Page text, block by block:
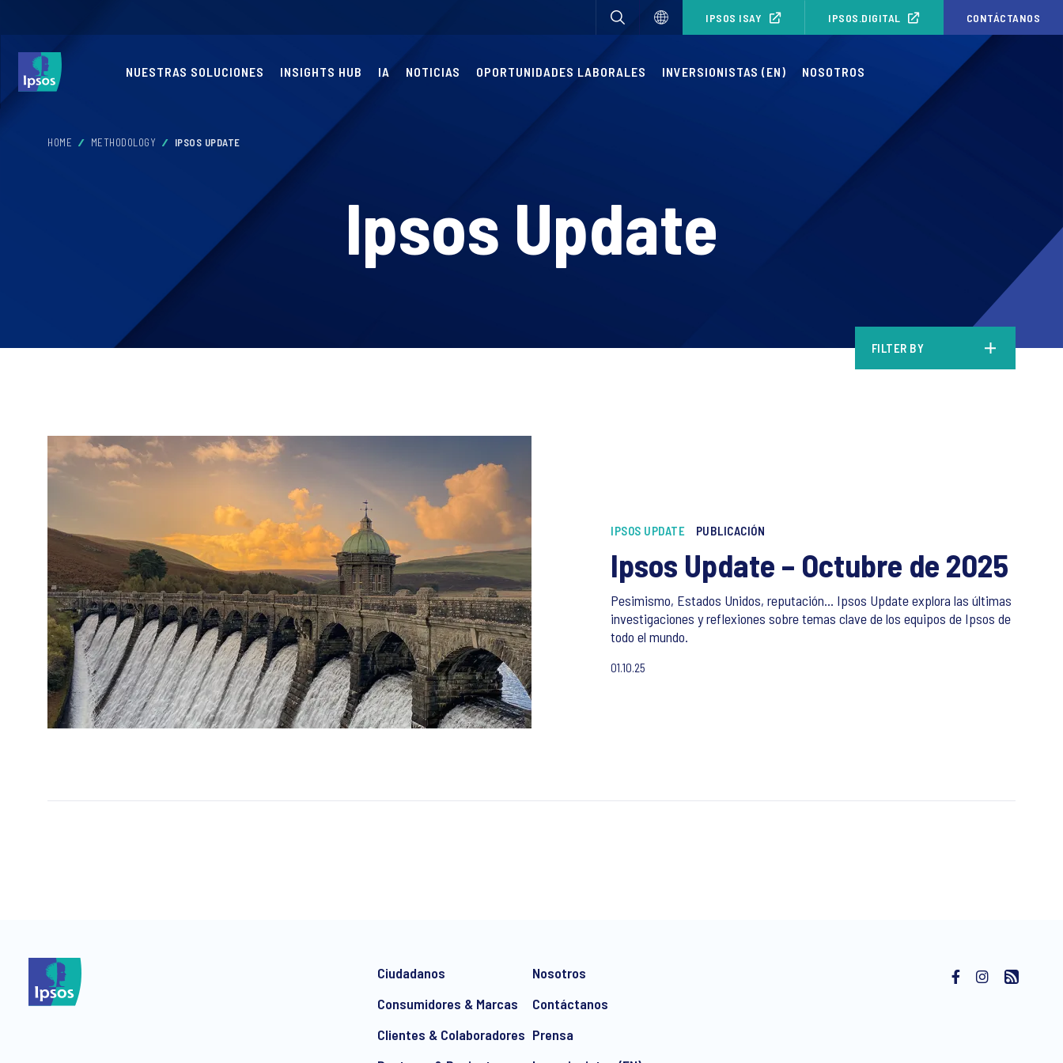
IPSOS ISAY IPSOS.DIGITAL CONTÁCTANOS
NUESTRAS SOLUCIONES INSIGHTS HUB IA NOTICIAS OPORTUNIDADES LABORALES INVERSIONISTAS (EN) NOSOTROS
HOME METHODOLOGY IPSOS UPDATE
Ipsos Update
FILTER BY
IPSOS UPDATE PUBLICACIÓN
Ipsos Update – Octubre de 2025
Pesimismo, Estados Unidos, reputación… Ipsos Update explora las últimas
investigaciones y reflexiones sobre temas clave de los equipos de Ipsos de
todo el mundo.
01.10.25
Ciudadanos
Consumidores & Marcas
Clientes & Colaboradores
Nosotros
Contáctanos
Prensa